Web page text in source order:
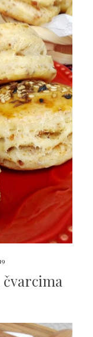
čvarcima